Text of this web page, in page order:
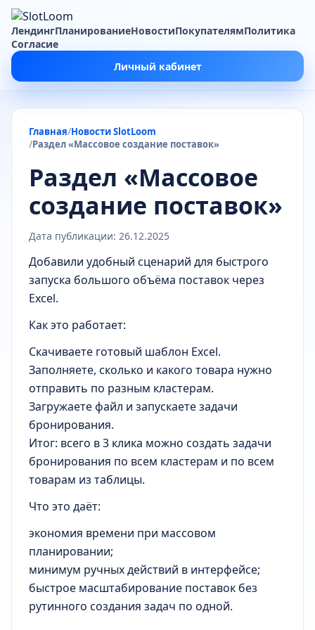
ЛендингПланированиеНовостиПокупателямПолитика
Согласие
Личный кабинет
Главная Новости SlotLoom
Раздел «Массовое создание поставок»
Раздел «Массовое
создание поставок»
Дата публикации: 26.12.2025
Добавили удобный сценарий для быстрого
запуска большого объёма поставок через
Excel.
Как это работает:
Скачиваете готовый шаблон Excel.
Заполняете, сколько и какого товара нужно
отправить по разным кластерам.
Загружаете файл и запускаете задачи
бронирования.
Итог: всего в 3 клика можно создать задачи
бронирования по всем кластерам и по всем
товарам из таблицы.
Что это даёт:
экономия времени при массовом
планировании;
минимум ручных действий в интерфейсе;
быстрое масштабирование поставок без
рутинного создания задач по одной.